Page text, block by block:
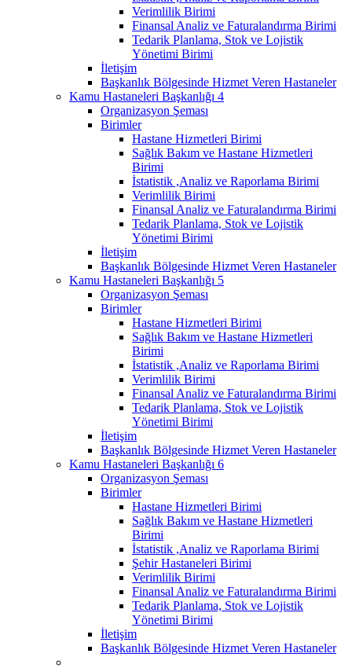
Verimlilik Birimi
Finansal Analiz ve Faturalandırma Birimi
Tedarik Planlama, Stok ve Lojistik
Yönetimi Birimi
İletişim
Başkanlık Bölgesinde Hizmet Veren Hastaneler
Kamu Hastaneleri Başkanlığı 4
Organizasyon Şeması
Birimler
Hastane Hizmetleri Birimi
Sağlık Bakım ve Hastane Hizmetleri
Birimi
İstatistik ,Analiz ve Raporlama Birimi
Verimlilik Birimi
Finansal Analiz ve Faturalandırma Birimi
Tedarik Planlama, Stok ve Lojistik
Yönetimi Birimi
İletişim
Başkanlık Bölgesinde Hizmet Veren Hastaneler
Kamu Hastaneleri Başkanlığı 5
Organizasyon Şeması
Birimler
Hastane Hizmetleri Birimi
Sağlık Bakım ve Hastane Hizmetleri
Birimi
İstatistik ,Analiz ve Raporlama Birimi
Verimlilik Birimi
Finansal Analiz ve Faturalandırma Birimi
Tedarik Planlama, Stok ve Lojistik
Yönetimi Birimi
İletişim
Başkanlık Bölgesinde Hizmet Veren Hastaneler
Kamu Hastaneleri Başkanlığı 6
Organizasyon Şeması
Birimler
Hastane Hizmetleri Birimi
Sağlık Bakım ve Hastane Hizmetleri
Birimi
İstatistik ,Analiz ve Raporlama Birimi
Şehir Hastaneleri Birimi
Verimlilik Birimi
Finansal Analiz ve Faturalandırma Birimi
Tedarik Planlama, Stok ve Lojistik
Yönetimi Birimi
İletişim
Başkanlık Bölgesinde Hizmet Veren Hastaneler